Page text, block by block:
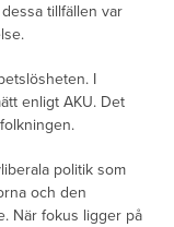
tillfällen var
I
enligt AKU. Det
politik som
och den
När fokus ligger på